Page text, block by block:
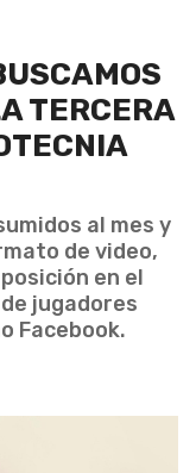
TERCERA
al mes y
de video,
en el
jugadores
Facebook.